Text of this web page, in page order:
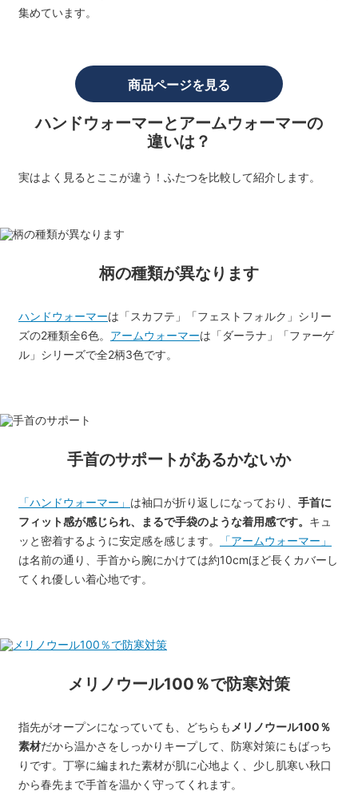
集めています。
商品ページを見る
ハンドウォーマーとアームウォーマーの
違いは？
実はよく見るとここが違う！ふたつを比較して紹介します。
柄の種類が異なります
ハンドウォーマーは「スカフテ」「フェストフォルク」シリー
ズの2種類全6色。 アームウォーマーは「ダーラナ」「ファーゲ
ル」シリーズで全2柄3色です。
手首のサポートがあるかないか
「ハンドウォーマー」 は袖口が折り返しになっており、 手首に
フィット感が感じられ、まるで手袋のような着用感です。 キュ
ッと密着するように安定感を感じます。
「アームウォーマー」
は名前の通り、手首から腕にかけては約10cmほど長くカバーし
てくれ優しい着心地です。
メリノウール100％で防寒対策
指先がオープンになっていても、どちらも メリノウール100％
素材だから温かさをしっかりキープして、防寒対策にもばっち
りです。丁寧に編まれた素材が肌に心地よく、少し肌寒い秋口
から春先まで手首を温かく守ってくれます。